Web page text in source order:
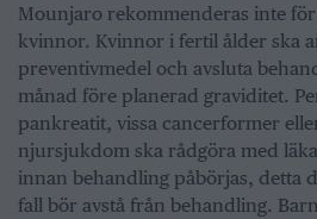
Mounjaro rekommenderas inte
kvinnor. Kvinnor i fertil ålder ska
preventivmedel och avsluta
månad före planerad graviditet.
pankreatit, vissa cancerformer
njursjukdom ska rådgöra med
innan behandling påbörjas, detta
fall bör avstå från behandling.